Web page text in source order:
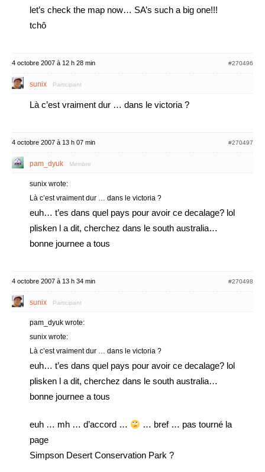
let’s check the map now… SA’s such a big one!!!
tchô
4 octobre 2007 à 12 h 28 min #270496
sunix Participant
Là c’est vraiment dur … dans le victoria ?
4 octobre 2007 à 13 h 07 min #270497
pam_dyuk Membre
sunix wrote:
Là c’est vraiment dur … dans le victoria ?
euh… t’es dans quel pays pour avoir ce decalage? lol
plisken l a dit, cherchez dans le south australia…
bonne journee a tous
4 octobre 2007 à 13 h 34 min #270498
sunix Participant
pam_dyuk wrote:
sunix wrote:
Là c’est vraiment dur … dans le victoria ?
euh… t’es dans quel pays pour avoir ce decalage? lol
plisken l a dit, cherchez dans le south australia…
bonne journee a tous
euh … mh … d’accord …
… bref … pas tourné la
page
Simpson Desert Conservation Park ?